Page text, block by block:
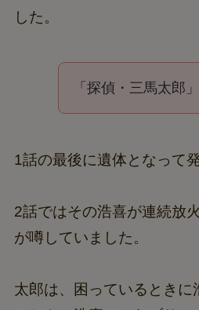
した。
「探偵・三馬太郎
1話の最後に遺体となって
2話ではその浩喜が連続放
が噂していました。
太郎は、困っているときに